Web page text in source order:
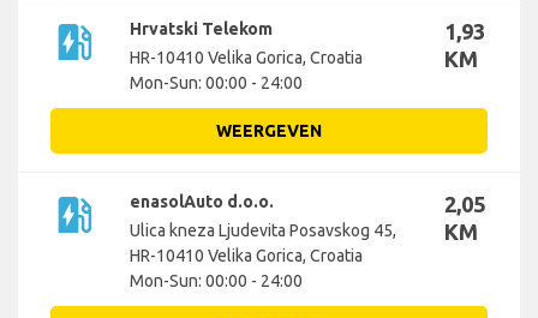
ev_station
Hrvatski Telekom
HR-10410 Velika Gorica, Croatia
Mon-Sun: 00:00 - 24:00
1,93
KM
WEERGEVEN
ev_station
enasolAuto d.o.o.
Ulica kneza Ljudevita Posavskog 45,
HR-10410 Velika Gorica, Croatia
Mon-Sun: 00:00 - 24:00
2,05
KM